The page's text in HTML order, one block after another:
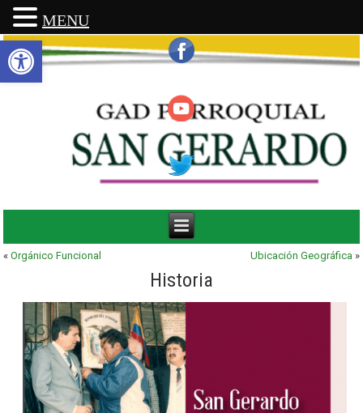
Abrir barra de herramientas
«Orgánico Funcional Ubicación Geográfica »
Historia
MENU